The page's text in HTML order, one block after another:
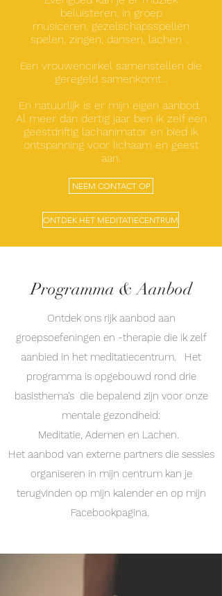
beluisteren, in groep
musiceren, gezelschapsspellen
spelen, zingen, dansen, lachen ...
Een vrouwencirkel samenstellen die
geregeld samenkomt...
En natuurlijk is er mijn eigen aanbod.
Al meer dan dertig jaar ben ik zelf een
geestdriftig lachanimator en bied ik
ontspanning voor lichaam en geest
aan.
NEEM CONTACT OP
ONTDEK HET MEDITATIECENTRUM
Programma & Aanbod
Ontdek ons rijk aanbod aan
groepsoefeningen en -therapie die ik zelf
aanbied in het meditatiecentrum. Het
programma is opgebouwd rond drie
basisthema's die bepalend zijn voor onze
mentale gezondheid:
Meditatie, Ademen en Lachen.
Het aanbod van externe partners die sessies
organiseren in mijn centrum kan je
terugvinden op mijn kalender en op mijn
Facebookpagina.